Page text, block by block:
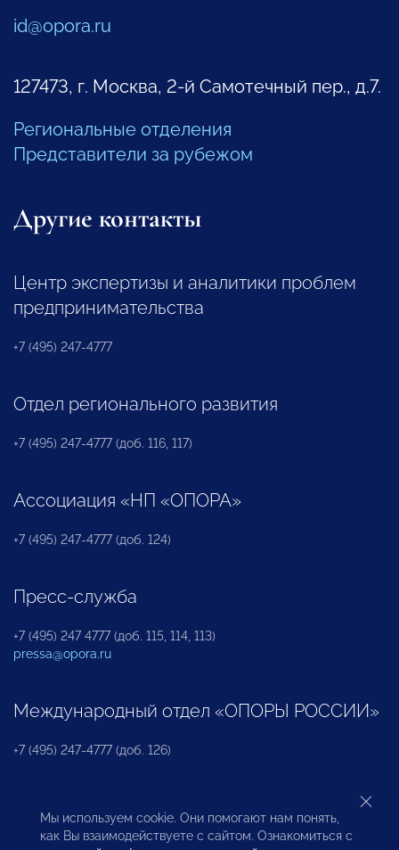
id@opora.ru
127473, г. Москва, 2-й Самотечный пер., д.7.
Региональные отделения
Представители за рубежом
Другие контакты
Центр экспертизы и аналитики проблем
предпринимательства
+7 (495) 247-4777
Отдел регионального развития
+7 (495) 247-4777 (доб. 116, 117)
Ассоциация «НП «ОПОРА»
+7 (495) 247-4777 (доб. 124)
Пресс-служба
+7 (495) 247 4777 (доб. 115, 114, 113)
pressa@opora.ru
Международный отдел «ОПОРЫ РОССИИ»
+7 (495) 247-4777 (доб. 126)
Бюро по защите прав предпринимателей и
инвесторов
Мы используем cookie. Они помогают нам понять,
как Вы взаимодействуете с сайтом. Ознакомиться с